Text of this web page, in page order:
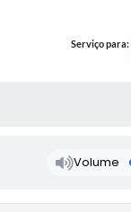
Serviço para:
Volume